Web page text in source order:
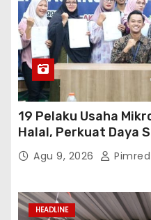
19 Pelaku Usaha
Halal, Perkuat Daya
Agu 9, 2026 Pimred
HEADLINE